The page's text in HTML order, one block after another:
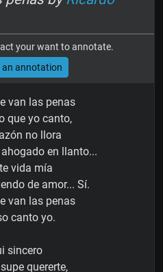
your want to annotate.
annotation
van las penas
que yo canto,
no llora
en llanto...
vida mía
de amor... Sí.
van las penas
canto yo.
sincero
quererte,